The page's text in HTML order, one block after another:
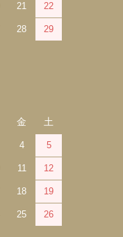
21 22
28 29
金 土
4 5
11 12
18 19
25 26